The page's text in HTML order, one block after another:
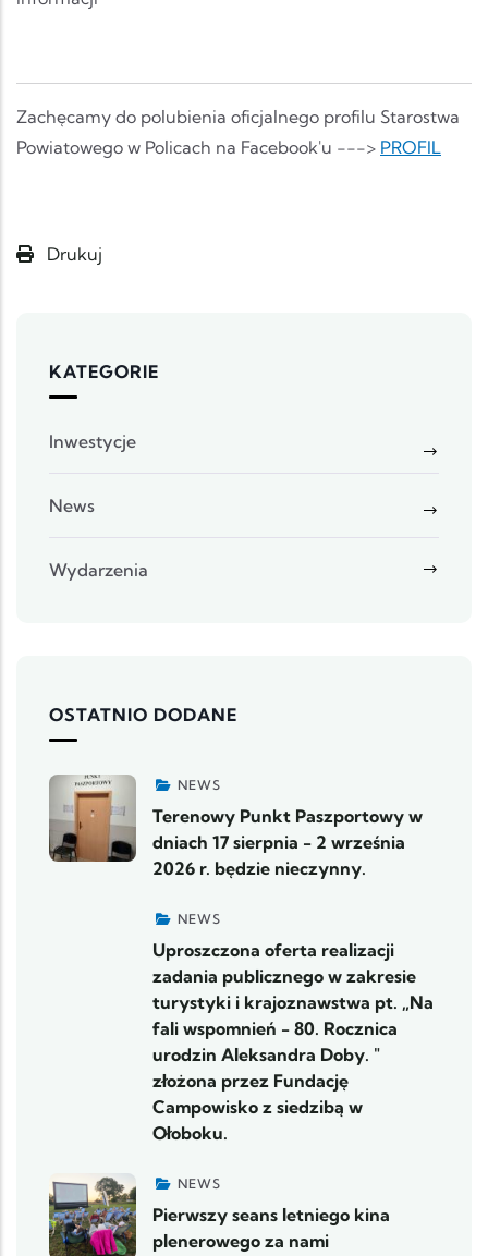
Zachęcamy do polubienia oficjalnego profilu Starostwa
Powiatowego w Policach na Facebook'u ---> PROFIL
Drukuj
KATEGORIE
Inwestycje
News
Wydarzenia
OSTATNIO DODANE
NEWS
Terenowy Punkt Paszportowy w
dniach 17 sierpnia - 2 września
2026 r. będzie nieczynny.
NEWS
Uproszczona oferta realizacji
zadania publicznego w zakresie
turystyki i krajoznawstwa pt. „Na
fali wspomnień - 80. Rocznica
urodzin Aleksandra Doby. "
złożona przez Fundację
Campowisko z siedzibą w
Ołoboku.
NEWS
Pierwszy seans letniego kina
plenerowego za nami